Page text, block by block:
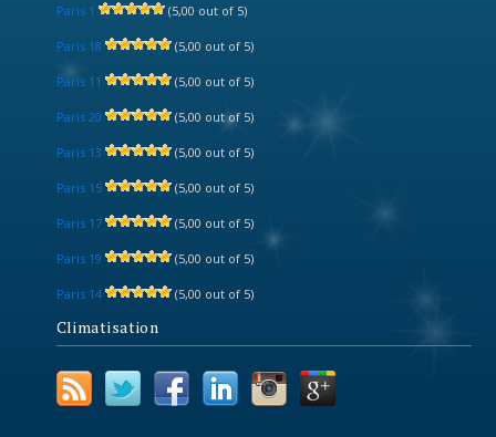
Paris 1 (5,00 out of 5)
Paris 18 (5,00 out of 5)
Paris 11 (5,00 out of 5)
Paris 20 (5,00 out of 5)
Paris 13 (5,00 out of 5)
Paris 15 (5,00 out of 5)
Paris 17 (5,00 out of 5)
Paris 19 (5,00 out of 5)
Paris 14 (5,00 out of 5)
Climatisation